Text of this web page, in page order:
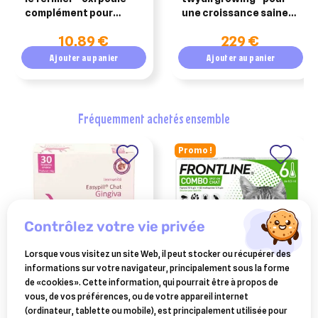
complément pour
10,89 €
Ajouter au panier
une croissance saine
229 €
Ajouter au panier
fréquemment achetés ensemble
OSALIA
easypill gingiva chat
Promo !
FRONTLINE
frontline combo pour chat
6 pipettes
contrôlez votre vie privée
Lorsque vous visitez un site Web, il peut stocker ou récupérer des
informations sur votre navigateur, principalement sous la forme
de «cookies». Cette information, qui pourrait être à propos de
vous, de vos préférences, ou de votre appareil internet
(ordinateur, tablette ou mobile), est principalement utilisée pour